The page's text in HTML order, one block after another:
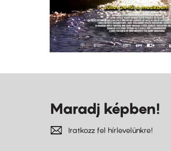
Maradj képben!
Iratkozz fel hírlevelünkre!